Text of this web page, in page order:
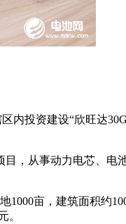
内投资建设“欣旺达
，从事动力电芯、电
亩，建筑面积约
。